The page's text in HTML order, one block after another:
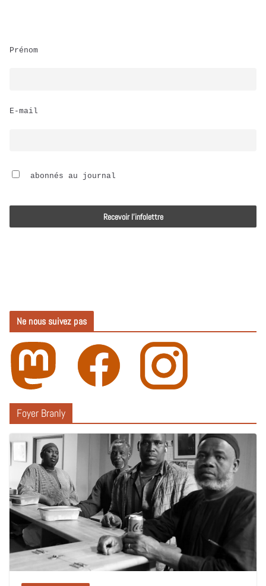
Foyer Branly
r
i
Prénom
E-mail
abonnés au journal
Ne nous suivez pas